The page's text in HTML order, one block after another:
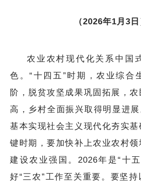
（2026年1月3日
农业农村现代化关系中国
色。“十四五”时期，农业综合
阶，脱贫攻坚成果巩固拓展，
高，乡村全面振兴取得明显进展
基本实现社会主义现代化夯实
键时期，要加快补上农业农村
建设农业强国。2026年是“十
好“三农”工作至关重要。要坚